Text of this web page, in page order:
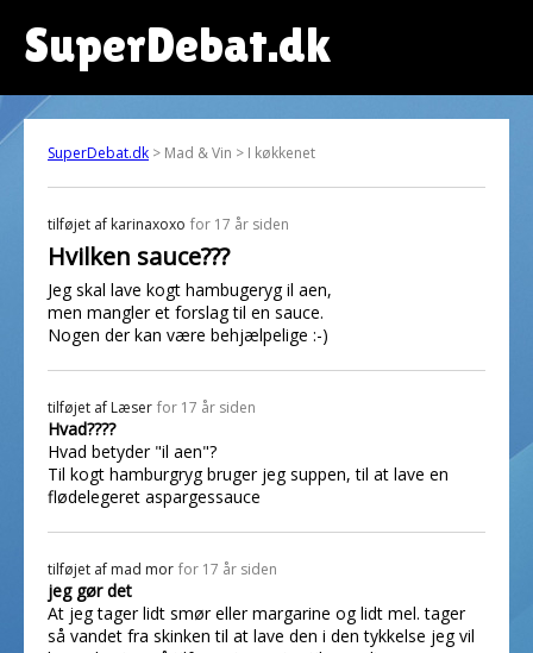
SuperDebat.dk
SuperDebat.dk > Mad & Vin > I køkkenet
tilføjet af karinaxoxo for 17 år siden
Hvilken sauce???
Jeg skal lave kogt hambugeryg il aen,
men mangler et forslag til en sauce.
Nogen der kan være behjælpelige :-)
tilføjet af Læser for 17 år siden
Hvad????
Hvad betyder "il aen"?
Til kogt hamburgryg bruger jeg suppen, til at lave en
flødelegeret aspargessauce
tilføjet af mad mor for 17 år siden
jeg gør det
At jeg tager lidt smør eller margarine og lidt mel. tager
så vandet fra skinken til at lave den i den tykkelse jeg vil